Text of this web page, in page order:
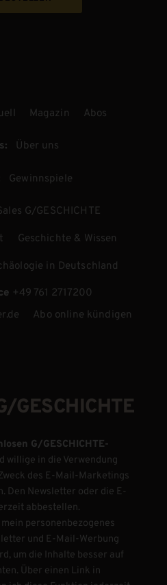
Magazin Abos
Über uns
Gewinnspiele
G/GESCHICHTE
Geschichte & Wissen
in Deutschland
+49 761 2717200
Abo online kündigen
GESCHICHTE
G/GESCHICHTE-
willige in die Verwendung
des E-Mail-Marketings
Den Newsletter oder die E-
abbestellen.
personenbezogenes
und E-Mail-Werbung
um die Inhalte besser auf
Über einen Link in